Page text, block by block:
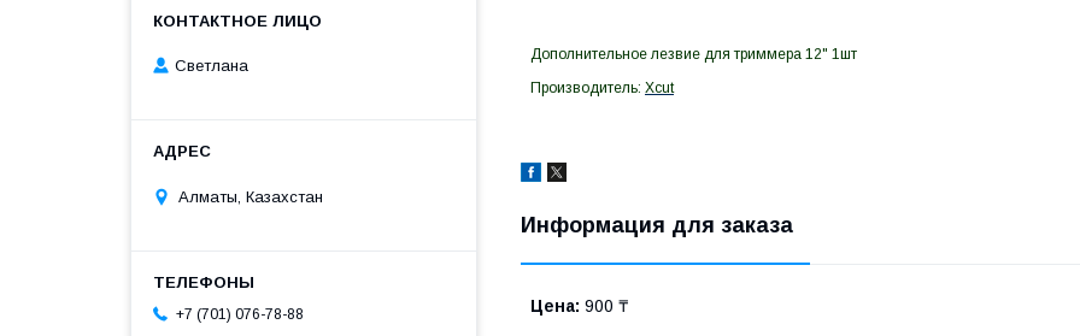
Дополнительное лезвие для триммера 12" 1шт
Производитель: Xcut
Информация для заказа
Цена: 900 ₸
Светлана
Алматы, Казахстан
+7 (701) 076-78-88